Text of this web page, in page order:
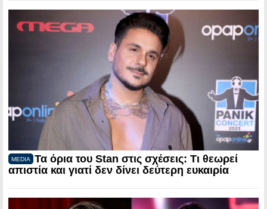
MEDIA
Τα όρια του Stan στις σχέσεις: Τι θεωρεί
απιστία και γιατί δεν δίνει δεύτερη ευκαιρία